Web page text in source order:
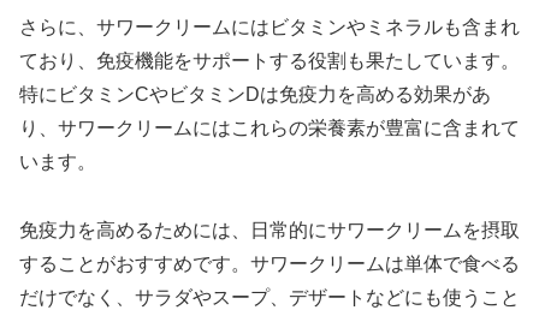
さらに、サワークリームにはビタミンやミネラルも含まれ
ており、免疫機能をサポートする役割も果たしています。
特にビタミンCやビタミンDは免疫力を高める効果があ
り、サワークリームにはこれらの栄養素が豊富に含まれて
います。
免疫力を高めるためには、日常的にサワークリームを摂取
することがおすすめです。サワークリームは単体で食べる
だけでなく、サラダやスープ、デザートなどにも使うこと